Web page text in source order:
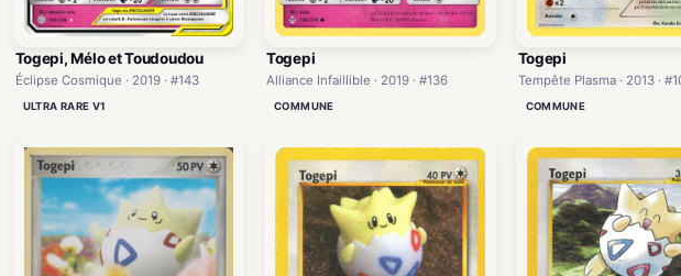
Togepi, Mélo et Toudoudou
Éclipse Cosmique · 2019 · #143
ULTRA RARE V1
Togepi
Alliance Infaillible · 2019 · #136
COMMUNE
Togepi
Tempête Plasma · 2013 ·
COMMUNE